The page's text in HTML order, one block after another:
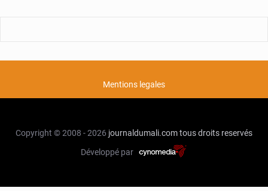
Mentions legales
Copyright © 2008 - 2026 journaldumali.comtous droits reservés
Développé par